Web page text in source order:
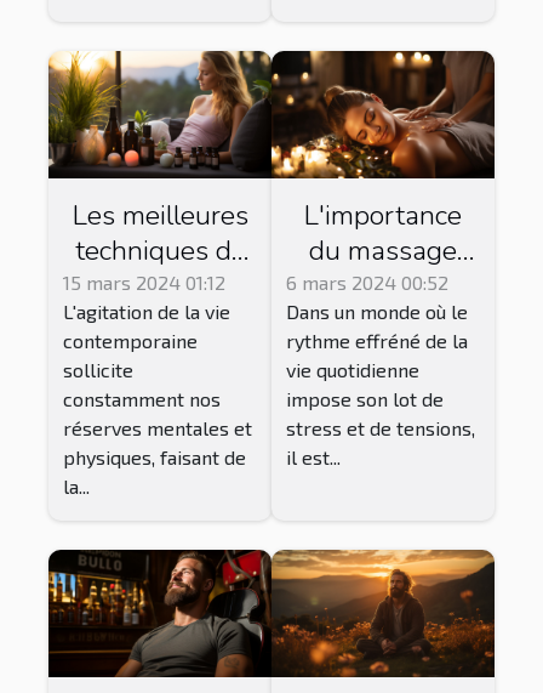
Les meilleures
techniques de
relaxation pour
profiter des
bienfaits des
produits CBD
15 mars 2024 01:12
L'agitation de la vie
contemporaine
sollicite
constamment nos
réserves mentales et
physiques, faisant de
la...
L'importance
du massage
pour la détente
corporelle et
mentale
6 mars 2024 00:52
Dans un monde où le
rythme effréné de la
vie quotidienne
impose son lot de
stress et de tensions,
il est...